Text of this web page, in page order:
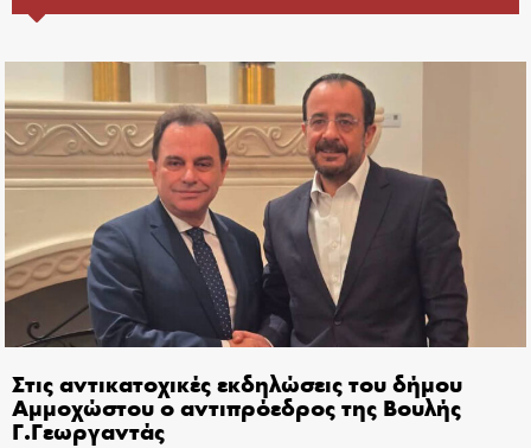
Στις αντικατοχικές εκδηλώσεις του δήμου
Αμμοχώστου ο αντιπρόεδρος της Βουλής
Γ.Γεωργαντάς